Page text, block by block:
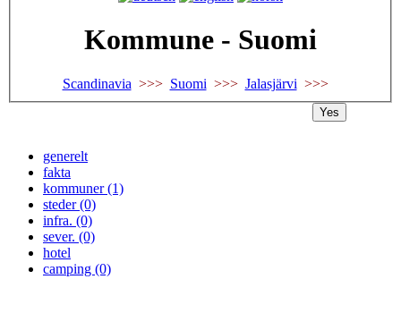
Kommune - Suomi
Scandinavia >>> Suomi >>> Jalasjärvi
generelt
fakta
kommuner (1)
steder (0)
infra. (0)
sever. (0)
hotel
camping (0)
Yes